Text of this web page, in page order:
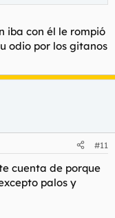
iba con él le rompió
odio por los gitanos
#11
cuenta de porque
palos y